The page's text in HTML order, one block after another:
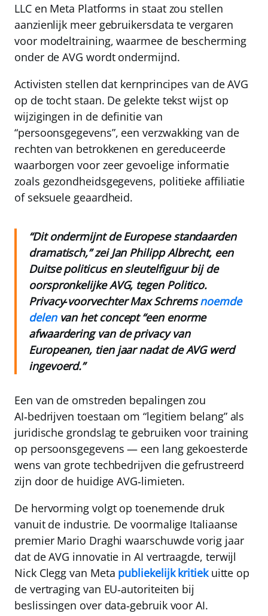
LLC en Meta Platforms in staat zou stellen
aanzienlijk meer gebruikersdata te vergaren
voor modeltraining, waarmee de bescherming
onder de AVG wordt ondermijnd.
Activisten stellen dat kernprincipes van de AVG
op de tocht staan. De gelekte tekst wijst op
wijzigingen in de definitie van
“persoonsgegevens”, een verzwakking van de
rechten van betrokkenen en gereduceerde
waarborgen voor zeer gevoelige informatie
zoals gezondheidsgegevens, politieke affiliatie
of seksuele geaardheid.
“Dit ondermijnt de Europese standaarden
dramatisch,” zei Jan Philipp Albrecht, een
Duitse politicus en sleutelfiguur bij de
oorspronkelijke AVG, tegen Politico.
Privacy‑voorvechter Max Schremsnoemde
delenvan het concept “een enorme
afwaardering van de privacy van
Europeanen, tien jaar nadat de AVG werd
ingevoerd.”
Een van de omstreden bepalingen zou
AI‑bedrijven toestaan om “legitiem belang” als
juridische grondslag te gebruiken voor training
op persoonsgegevens — een lang gekoesterde
wens van grote techbedrijven die gefrustreerd
zijn door de huidige AVG‑limieten.
De hervorming volgt op toenemende druk
vanuit de industrie. De voormalige Italiaanse
premier Mario Draghi waarschuwde vorig jaar
dat de AVG innovatie in AI vertraagde, terwijl
Nick Clegg van Meta publiekelijk kritiekuitte op
de vertraging van EU‑autoriteiten bij
beslissingen over data‑gebruik voor AI.